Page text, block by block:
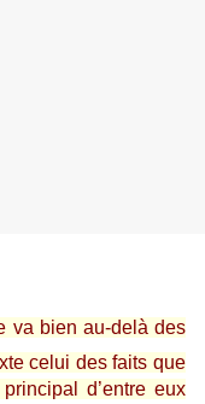
va bien au-delà des
celui des faits que
d’entre eux